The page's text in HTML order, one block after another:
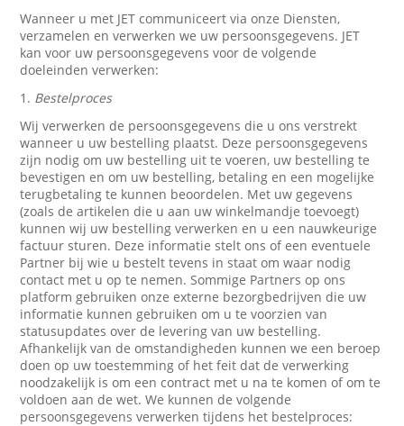
Wanneer u met JET communiceert via onze Diensten,
verzamelen en verwerken we uw persoonsgegevens. JET
kan voor uw persoonsgegevens voor de volgende
doeleinden verwerken:
1. Bestelproces
Wij verwerken de persoonsgegevens die u ons verstrekt
wanneer u uw bestelling plaatst. Deze persoonsgegevens
zijn nodig om uw bestelling uit te voeren, uw bestelling te
bevestigen en om uw bestelling, betaling en een mogelijke
terugbetaling te kunnen beoordelen. Met uw gegevens
(zoals de artikelen die u aan uw winkelmandje toevoegt)
kunnen wij uw bestelling verwerken en u een nauwkeurige
factuur sturen. Deze informatie stelt ons of een eventuele
Partner bij wie u bestelt tevens in staat om waar nodig
contact met u op te nemen. Sommige Partners op ons
platform gebruiken onze externe bezorgbedrijven die uw
informatie kunnen gebruiken om u te voorzien van
statusupdates over de levering van uw bestelling.
Afhankelijk van de omstandigheden kunnen we een beroep
doen op uw toestemming of het feit dat de verwerking
noodzakelijk is om een contract met u na te komen of om te
voldoen aan de wet. We kunnen de volgende
persoonsgegevens verwerken tijdens het bestelproces: